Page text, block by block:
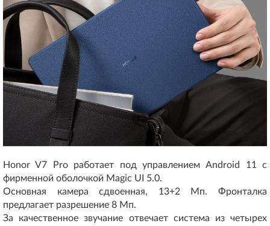
Honor V7 Pro работает под управлением Android 11 с
фирменной оболочкой Magic UI 5.0.
Основная камера сдвоенная, 13+2 Мп. Фронталка
предлагает разрешение 8 Мп.
За качественное звучание отвечает система из четырех